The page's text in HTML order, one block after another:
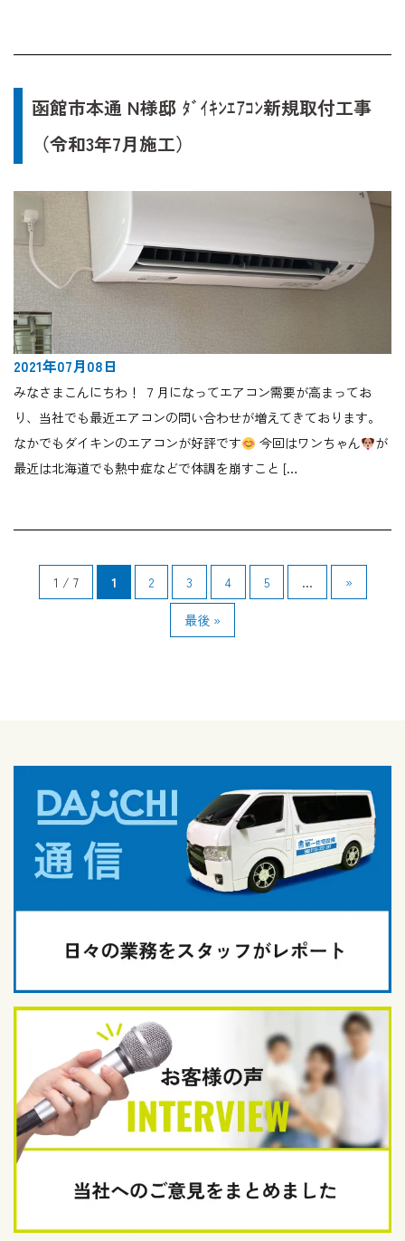
函館市本通 N様邸 ﾀﾞｲｷﾝｴｱｺﾝ新規取付工事
（令和3年7月施工）
2021年07月08日
みなさまこんにちわ！ ７月になってエアコン需要が高まってお
り、当社でも最近エアコンの問い合わせが増えてきております。
なかでもダイキンのエアコンが好評です
今回はワンちゃん
が
最近は北海道でも熱中症などで体調を崩すこと […
1 / 7 1 2 3 4 5 ... »
最後 »